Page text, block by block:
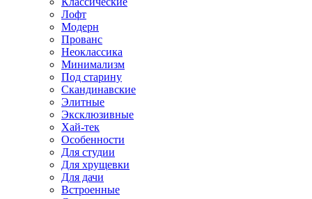
Лофт
Модерн
Прованс
Неоклассика
Минимализм
Под старину
Скандинавские
Элитные
Эксклюзивные
Хай-тек
Особенности
Для студии
Для хрущевки
Для дачи
Встроенные